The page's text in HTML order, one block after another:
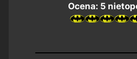
Ocena: 5